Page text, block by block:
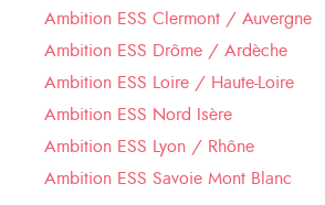
Ambition ESS Clermont / Auvergne
Ambition ESS Drôme / Ardèche
Ambition ESS Loire / Haute-Loire
Ambition ESS Nord Isère
Ambition ESS Lyon / Rhône
Ambition ESS Savoie Mont Blanc